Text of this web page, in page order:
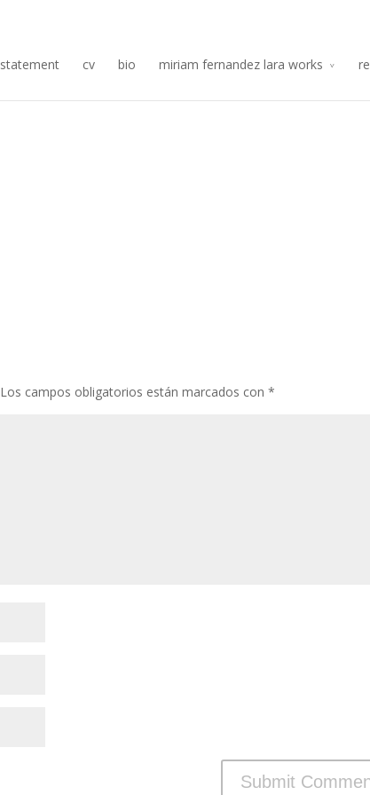
statement cv bio miriam fernandez lara works
Los campos obligatorios están marcados con *